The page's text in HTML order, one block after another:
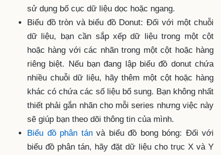
sử dụng bố cục dữ liệu dọc hoặc ngang.
Biểu đồ tròn và biểu đồ Donut: Đối với một chuỗi
dữ liệu, bạn cần sắp xếp dữ liệu trong một cột
hoặc hàng với các nhãn trong một cột hoặc hàng
riêng biệt. Nếu bạn đang lập biểu đồ donut chứa
nhiều chuỗi dữ liệu, hãy thêm một cột hoặc hàng
khác có chứa các số liệu bổ sung. Bạn không nhất
thiết phải gắn nhãn cho mỗi series nhưng việc này
sẽ giúp bạn theo dõi thông tin của mình.
Biểu đồ phân tánvà biểu đồ bong bóng: Đối với
biểu đồ phân tán, hãy đặt dữ liệu cho trục X và Y